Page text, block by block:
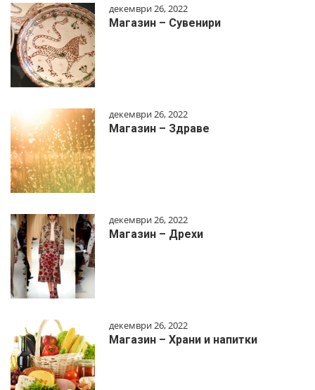
декември 26, 2022
Магазин – Сувенири
декември 26, 2022
Магазин – Здраве
декември 26, 2022
Магазин – Дрехи
декември 26, 2022
Магазин – Храни и напитки